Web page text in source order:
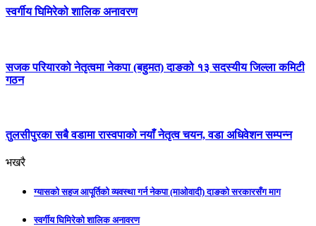
स्वर्गीय घिमिरेको शालिक अनावरण
सजक परियारको नेतृत्वमा नेकपा (बहुमत) दाङको १३ सदस्यीय जिल्ला कमिटी
गठन
तुलसीपुरका सबै वडामा रास्वपाको नयाँ नेतृत्व चयन, वडा अधिवेशन सम्पन्न
भखरै
ग्यासको सहज आपूर्तिको व्यवस्था गर्न नेकपा (माओवादी) दाङको सरकारसँग माग
स्वर्गीय घिमिरेको शालिक अनावरण